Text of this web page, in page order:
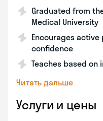
Graduated from
Medical University
Encourages
confidence
Teaches based on
Читать дальше
Услуги и цены